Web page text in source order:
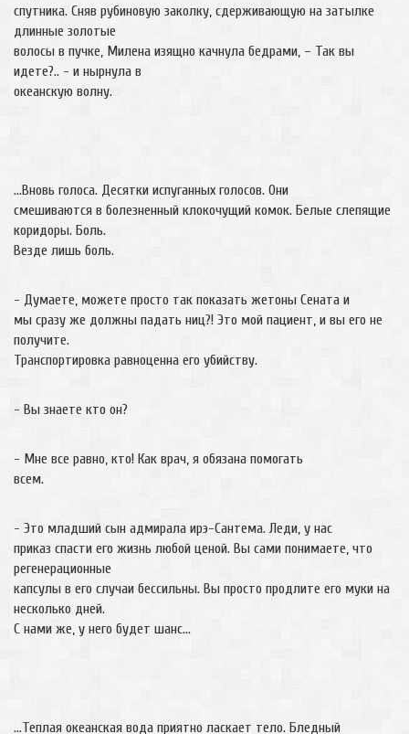
спутника. Сняв рубиновую заколку, сдерживающую на затылке
длинные золотые
волосы в пучке, Милена изящно качнула бедрами, – Так вы
идете?.. - и нырнула в
океанскую волну.
…Вновь голоса. Десятки испуганных голосов. Они
смешиваются в болезненный клокочущий комок. Белые слепящие
коридоры. Боль.
Везде лишь боль.
- Думаете, можете просто так показать жетоны Сената и
мы сразу же должны падать ниц?! Это мой пациент, и вы его не
получите.
Транспортировка равноценна его убийству.
- Вы знаете кто он?
- Мне все равно, кто! Как врач, я обязана помогать
всем.
- Это младший сын адмирала ирэ-Сантема. Леди, у нас
приказ спасти его жизнь любой ценой. Вы сами понимаете, что
регенерационные
капсулы в его случаи бессильны. Вы просто продлите его муки на
несколько дней.
С нами же, у него будет шанс…
…Теплая океанская вода приятно ласкает тело. Бледный